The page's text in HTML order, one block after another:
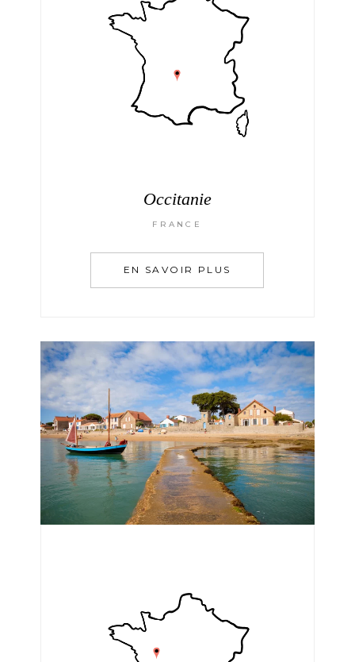
Occitanie
FRANCE
EN SAVOIR PLUS